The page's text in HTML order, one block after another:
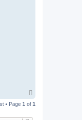
p
• Page 1 of 1